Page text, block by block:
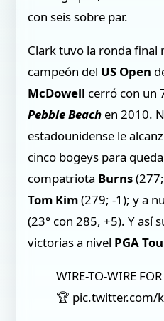
con seis sobre par.
Clark tuvo la ronda final
campeón del US Open
McDowell cerró con un
Pebble Beach en 2010.
estadounidense le
cinco bogeys para
compatriota Burns
Tom Kim(279; -1); y a
(23° con 285, +5). Y así
victorias a nivel PGA
WIRE-TO-WIRE
🏆 pic.twitter.com/